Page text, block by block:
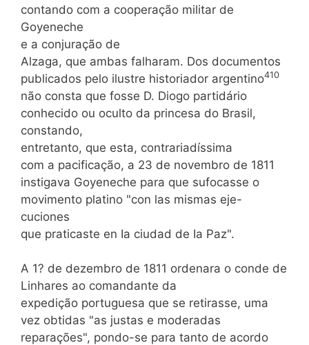
contando com a cooperação militar de
Goyeneche
e a conjuração de
Alzaga, que ambas falharam. Dos documentos
publicados pelo ilustre historiador argentino410
não consta que fosse D. Diogo partidário
conhecido ou oculto da princesa do Brasil,
constando,
entretanto, que esta, contrariadíssima
com a pacificação, a 23 de novembro de 1811
instigava Goyeneche para que sufocasse o
movimento platino "con las mismas eje-
cuciones
que praticaste en Ia ciudad de Ia Paz".
A 1? de dezembro de 1811 ordenara o conde de
Linhares ao comandante da
expedição portuguesa que se retirasse, uma
vez obtidas "as justas e moderadas
reparações", pondo-se para tanto de acordo